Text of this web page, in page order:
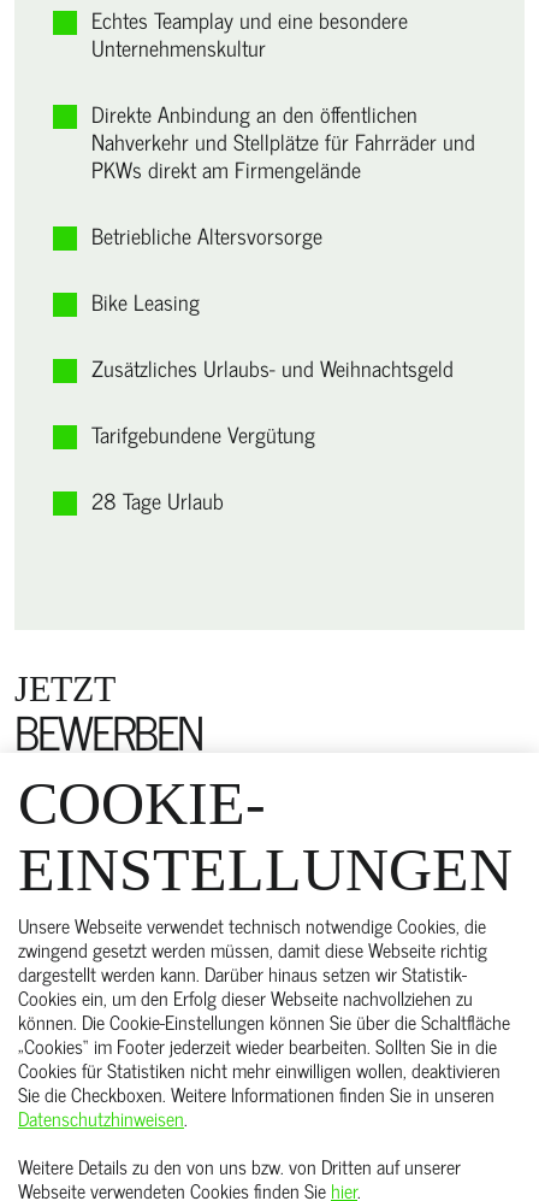
Echtes Teamplay und eine besondere
Unternehmenskultur
Direkte Anbindung an den öffentlichen
Nahverkehr und Stellplätze für Fahrräder und
PKWs direkt am Firmengelände
Betriebliche Altersvorsorge
Bike Leasing
Zusätzliches Urlaubs- und Weihnachtsgeld
Tarifgebundene Vergütung
28 Tage Urlaub
JETZT
BEWERBEN
START
ÜBER UNS
KARRIERE
KONTAKT
COOKIE-
EINSTELLUNGEN
Unsere Webseite verwendet technisch notwendige Cookies, die
zwingend gesetzt werden müssen, damit diese Webseite richtig
dargestellt werden kann. Darüber hinaus setzen wir Statistik-
Cookies ein, um den Erfolg dieser Webseite nachvollziehen zu
können. Die Cookie-Einstellungen können Sie über die Schaltfläche
„Cookies“ im Footer jederzeit wieder bearbeiten. Sollten Sie in die
Cookies für Statistiken nicht mehr einwilligen wollen, deaktivieren
Sie die Checkboxen. Weitere Informationen finden Sie in unseren
Datenschutzhinweisen.
Weitere Details zu den von uns bzw. von Dritten auf unserer
Webseite verwendeten Cookies finden Siehier.